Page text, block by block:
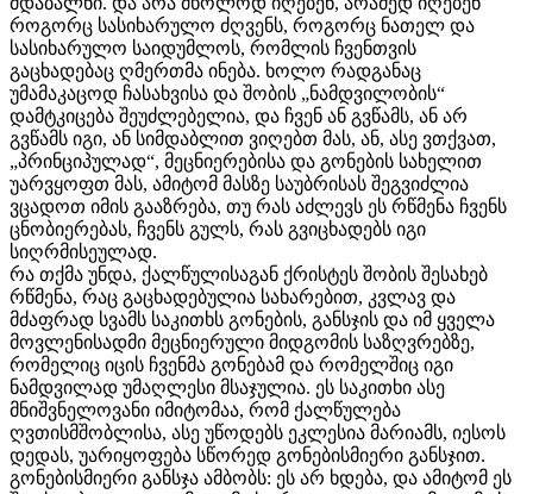
როგორც სასიხარულო ძღვენს, როგორც ნათელ და
სასიხარულო საიდუმლოს, რომლის ჩვენთვის
გაცხადებაც ღმერთმა ინება. ხოლო რადგანაც
უმამაკაცოდ ჩასახვისა და შობის „ნამდვილობის“
დამტკიცება შეუძლებელია, და ჩვენ ან გვწამს, ან არ
გვწამს იგი, ან სიმდაბლით ვიღებთ მას, ან, ასე ვთქვათ,
„პრინციპულად“, მეცნიერებისა და გონების სახელით
უარვყოფთ მას, ამიტომ მასზე საუბრისას შეგვიძლია
ვცადოთ იმის გააზრება, თუ რას აძლევს ეს რწმენა ჩვენს
ცნობიერებას, ჩვენს გულს, რას გვიცხადებს იგი
სიღრმისეულად.
რა თქმა უნდა, ქალწულისაგან ქრისტეს შობის შესახებ
რწმენა, რაც გაცხადებულია სახარებით, კვლავ და
მძაფრად სვამს საკითხს გონების, განსჯის და იმ ყველა
მოვლენისადმი მეცნიერული მიდგომის საზღვრებზე,
რომელიც იცის ჩვენმა გონებამ და რომელშიც იგი
ნამდვილად უმაღლესი მსაჯულია. ეს საკითხი ასე
მნიშვნელოვანი იმიტომაა, რომ ქალწულება
ღვთისმშობლისა, ასე უწოდებს ეკლესია მარიამს, იესოს
დედას, უარიყოფება სწორედ გონებისმიერი განსჯით.
გონებისმიერი განსჯა ამბობს: ეს არ ხდება, და ამიტომ ეს